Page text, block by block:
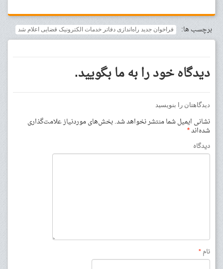
برچسب ها: فراخوان جدید راه‌اندازی دفاتر خدمات الکترونیک قضایی اعلام شد
دیدگاه خود را به ما بگویید.
دیدگاهتان را بنویسید
نشانی ایمیل شما منتشر نخواهد شد.بخش‌های موردنیاز علامت‌گذاری
شده‌اند*
دیدگاه
نام*